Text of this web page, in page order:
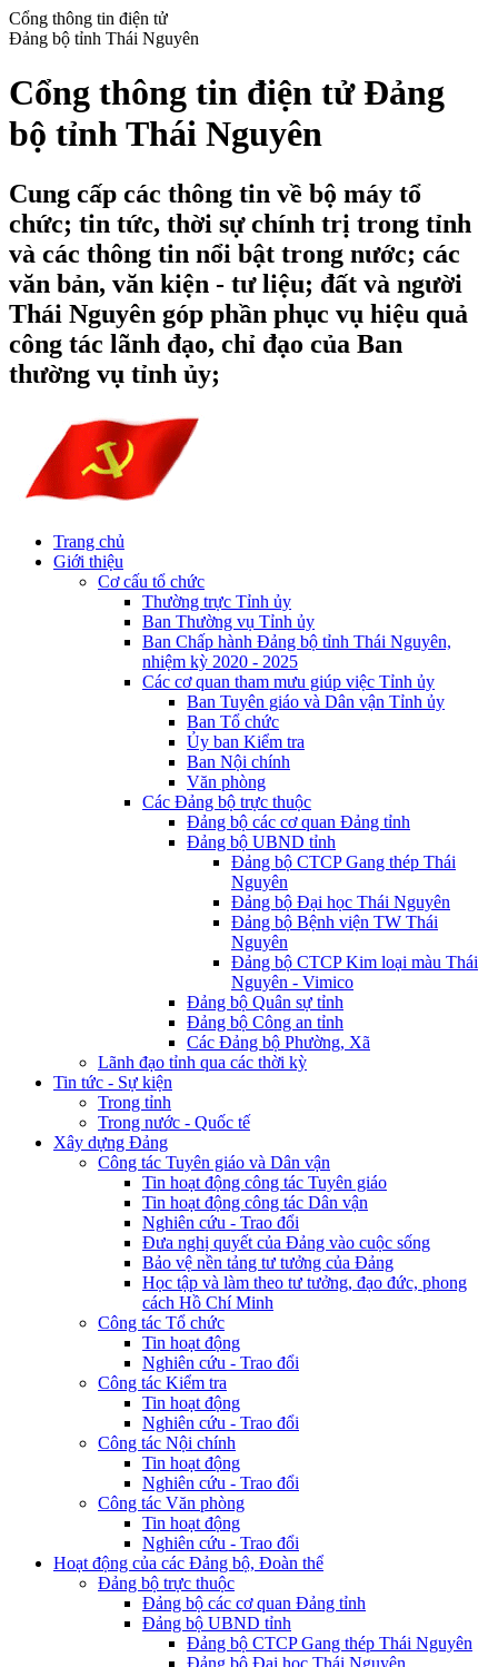
Cổng thông tin điện tử
Đảng bộ tỉnh Thái Nguyên
Cổng thông tin điện tử Đảng
bộ tỉnh Thái Nguyên
Cung cấp các thông tin về bộ máy tổ
chức; tin tức, thời sự chính trị trong tỉnh
và các thông tin nổi bật trong nước; các
văn bản, văn kiện - tư liệu; đất và người
Thái Nguyên góp phần phục vụ hiệu quả
công tác lãnh đạo, chỉ đạo của Ban
thường vụ tỉnh ủy;
Trang chủ
Giới thiệu
Cơ cấu tổ chức
Thường trực Tỉnh ủy
Ban Thường vụ Tỉnh ủy
Ban Chấp hành Đảng bộ tỉnh Thái Nguyên,
nhiệm kỳ 2020 - 2025
Các cơ quan tham mưu giúp việc Tỉnh ủy
Ban Tuyên giáo và Dân vận Tỉnh ủy
Ban Tổ chức
Ủy ban Kiểm tra
Ban Nội chính
Văn phòng
Các Đảng bộ trực thuộc
Đảng bộ các cơ quan Đảng tỉnh
Đảng bộ UBND tỉnh
Đảng bộ CTCP Gang thép Thái
Nguyên
Đảng bộ Đại học Thái Nguyên
Đảng bộ Bệnh viện TW Thái
Nguyên
Đảng bộ CTCP Kim loại màu Thái
Nguyên - Vimico
Đảng bộ Quân sự tỉnh
Đảng bộ Công an tỉnh
Các Đảng bộ Phường, Xã
Lãnh đạo tỉnh qua các thời kỳ
Tin tức - Sự kiện
Trong tỉnh
Trong nước - Quốc tế
Xây dựng Đảng
Công tác Tuyên giáo và Dân vận
Tin hoạt động công tác Tuyên giáo
Tin hoạt động công tác Dân vận
Nghiên cứu - Trao đổi
Đưa nghị quyết của Đảng vào cuộc sống
Bảo vệ nền tảng tư tưởng của Đảng
Học tập và làm theo tư tưởng, đạo đức, phong
cách Hồ Chí Minh
Công tác Tổ chức
Tin hoạt động
Nghiên cứu - Trao đổi
Công tác Kiểm tra
Tin hoạt động
Nghiên cứu - Trao đổi
Công tác Nội chính
Tin hoạt động
Nghiên cứu - Trao đổi
Công tác Văn phòng
Tin hoạt động
Nghiên cứu - Trao đổi
Hoạt động của các Đảng bộ, Đoàn thể
Đảng bộ trực thuộc
Đảng bộ các cơ quan Đảng tỉnh
Đảng bộ UBND tỉnh
Đảng bộ CTCP Gang thép Thái Nguyên
Đảng bộ Đại học Thái Nguyên